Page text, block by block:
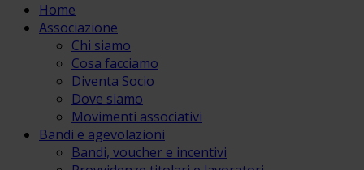
Home
Associazione
Chi siamo
Cosa facciamo
Diventa Socio
Dove siamo
Movimenti associativi
Bandi e agevolazioni
Bandi, voucher e incentivi